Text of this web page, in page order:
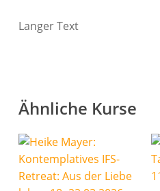
Langer Text
Ähnliche Kurse